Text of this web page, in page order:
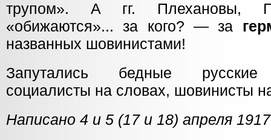
трупом». А гг. Плехановы,
«обижаются»... за кого? — за
названных шовинистами!
Запутались бедные русские
социалисты на словах, шовинисты
Написано 4 и 5 (17 и 18) апреля